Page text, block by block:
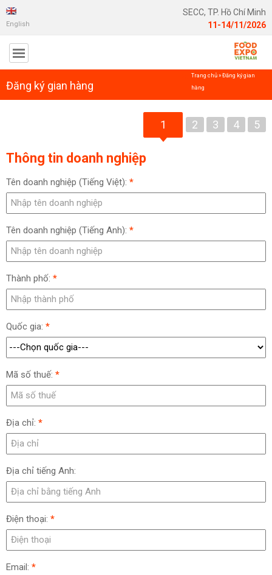
English
SECC, TP. Hồ Chí Minh
11-14/11/2026
Đăng ký gian hàng
Trang chủ»Đăng ký gian
hàng
1 2 3 4 5
Thông tin doanh nghiệp
Tên doanh nghiệp (Tiếng Việt): *
Tên doanh nghiệp (Tiếng Anh): *
Thành phố: *
Quốc gia: *
Mã số thuế: *
Địa chỉ: *
Địa chỉ tiếng Anh:
Điện thoại: *
Email: *